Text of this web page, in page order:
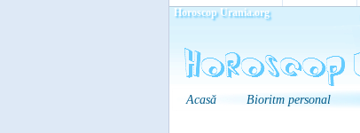
Horoscop Urania.org
Acasă Bioritm personal